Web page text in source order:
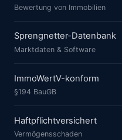
Bewertung von Immobilien
Sprengnetter-Datenbank
Marktdaten & Software
ImmoWertV-konform
§194 BauGB
Haftpflichtversichert
Vermögensschaden